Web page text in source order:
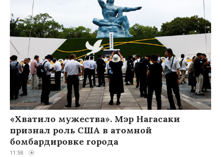
«Хватило мужества». Мэр Нагасаки
признал роль США в атомной
бомбардировке города
11:58